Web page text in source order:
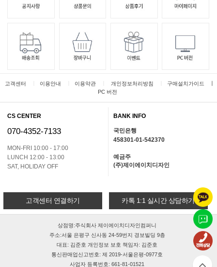
고객센터 이용안내 이용약관 개인정보처리방침 구매설치가이드
PC 버전
CS CENTER
070-4352-7133
MON-FRI 10:00 - 17:00
LUNCH 12:00 - 13:00
SAT, HOLIDAY OFF
BANK INFO
국민은행
458301-01-542370
예금주
(주)제이에이치디자인
고객센터 연결하기 카톡 1:1 실시간 상담하기
상점명:주식회사 제이에이치디자인컴퍼니
주소:서울 은평구 신사동 24-59번지 경보빌딩 9층
대표: 김준호 개인정보 보호 책임자: 김준호
통신판매업신고번호: 제 2019-서울은평-0977호
사업자 등록번호: 661-81-01521